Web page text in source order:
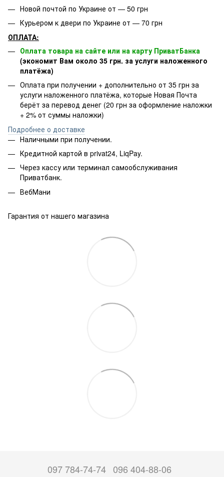
Новой почтой по Украине от — 50 грн
Курьером к двери по Украине от — 70 грн
ОПЛАТА:
Оплата товара на сайте или на карту ПриватБанка
(экономит Вам около 35 грн. за услуги наложенного
платёжа)
Оплата при получении + дополнительно от 35 грн за
услуги наложенного платёжа, которые Новая Почта
берёт за перевод денег (20 грн за оформление наложки
+ 2% от суммы наложки)
Подробнее о доставке
Наличными при получении.
Кредитной картой в privat24, LiqPay.
Через кассу или терминал самообслуживания
Приватбанк.
ВебМани
Гарантия от нашего магазина
097 784-74-74 096 404-88-06